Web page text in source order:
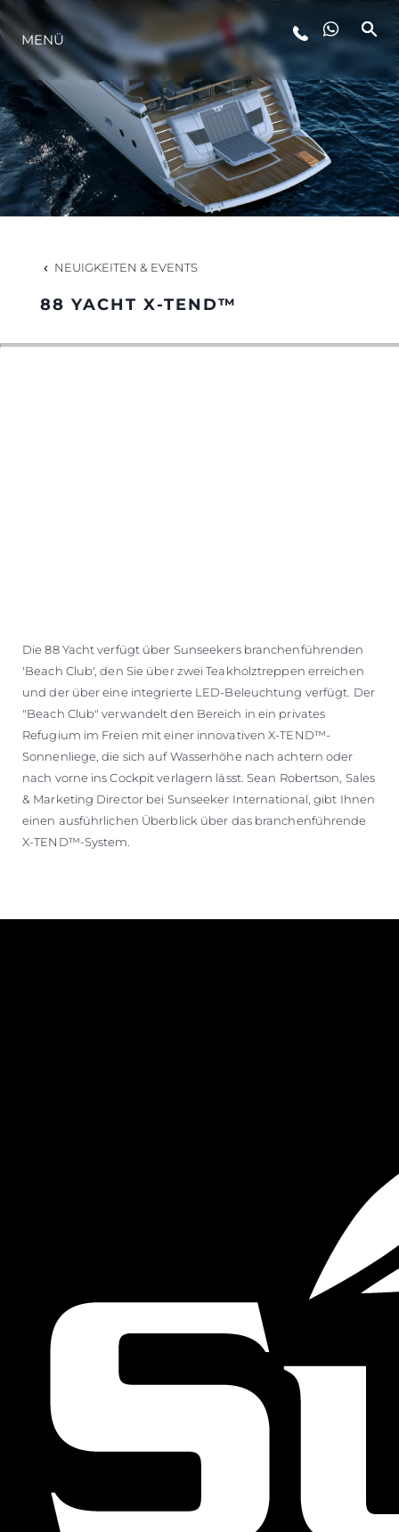
LIFESTYLE
INNOVATION
DIE FIRMA
DAS TEAM
MENÜ
NEUIGKEITEN & EVENTS
88 YACHT X-TEND™
Die 88 Yacht verfügt über Sunseekers branchenführenden
'Beach Club', den Sie über zwei Teakholztreppen erreichen
und der über eine integrierte LED-Beleuchtung verfügt. Der
"Beach Club" verwandelt den Bereich in ein privates
Refugium im Freien mit einer innovativen X-TEND™-
Sonnenliege, die sich auf Wasserhöhe nach achtern oder
nach vorne ins Cockpit verlagern lässt. Sean Robertson, Sales
& Marketing Director bei Sunseeker International, gibt Ihnen
einen ausführlichen Überblick über das branchenführende
X-TEND™-System.